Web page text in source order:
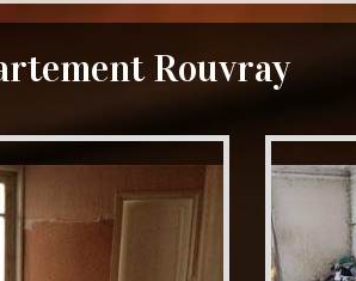
Rouvray